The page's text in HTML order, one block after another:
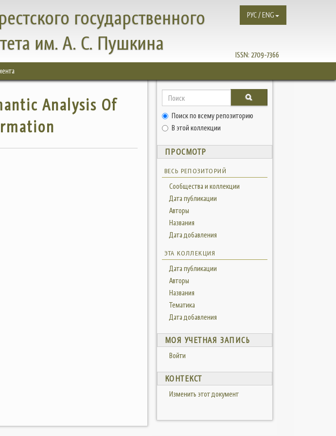
государственного
им. А. С. Пушкина
ISSN: 2709-7366
РУС / ENG
Analysis Of
Поиск по всему репозиторию
В этой коллекции
ПРОСМОТР
ВЕСЬ РЕПОЗИТОРИЙ
Сообщества и коллекции
Дата публикации
Авторы
Названия
Дата добавления
ЭТА КОЛЛЕКЦИЯ
Дата публикации
Авторы
Названия
Тематика
Дата добавления
МОЯ УЧЕТНАЯ ЗАПИСЬ
Войти
КОНТЕКСТ
Изменить этот документ